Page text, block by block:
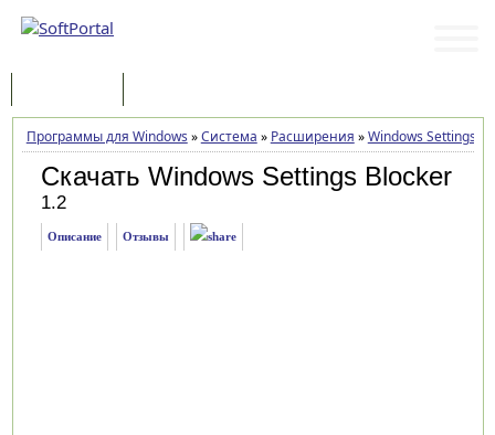
Программы для Windows »Система » Расширения »Windows Settings
Скачать Windows Settings Blocker
1.2
Описание Отзывы